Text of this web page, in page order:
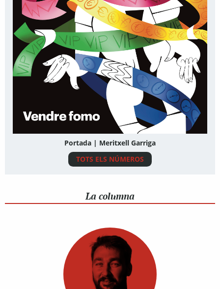
Portada | Meritxell Garriga
TOTS ELS NÚMEROS
La columna